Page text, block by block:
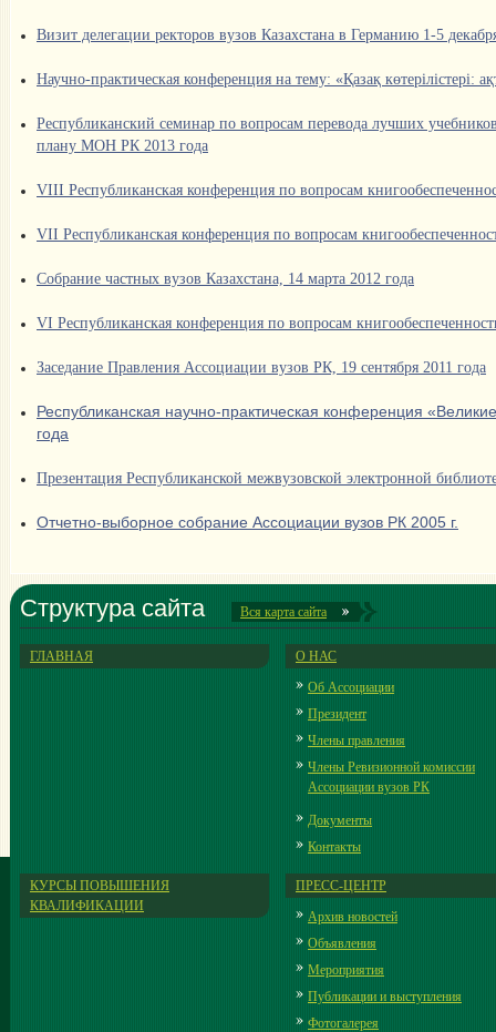
Визит делегации ректоров вузов Казахстана в Германию 1-5
Научно-практическая конференция на тему: «Қазақ көтерілістері:
Республиканский семинар по вопросам перевода лучших
плану МОН РК 2013 года
VIII Республиканская конференция по вопросам
VII Республиканская конференция по вопросам
Собрание частных вузов Казахстана, 14 марта 2012 года
VI Республиканская конференция по вопросам
Заседание Правления Ассоциации вузов РК, 19 сентября 2011 года
Республиканская научно-практическая конференция
года
Презентация Республиканской межвузовской электронной
Oтчетно-выборное собрание Ассоциации вузов РК 2005 г.
Структура сайта Вся карта сайта
ГЛАВНАЯ
О НАС
Об Ассоциации
Президент
Члены правления
Члены Ревизионной комиссии
Ассоциации вузов РК
Документы
Контакты
КУРСЫ ПОВЫШЕНИЯ
КВАЛИФИКАЦИИ
ПРЕСС-ЦЕНТР
Архив новостей
Объявления
Мероприятия
Публикации и выступления
Фотогалерея